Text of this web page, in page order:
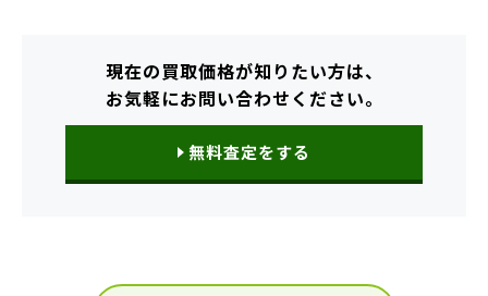
現在の買取価格が知りたい方は、
お気軽にお問い合わせください。
無料査定をする